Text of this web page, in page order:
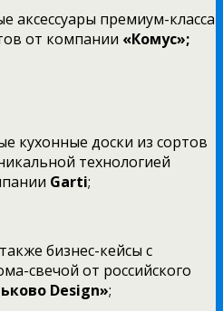
аксессуары премиум-класса
от компании «Комус»;
кухонные доски из сортов
технологией
Garti;
бизнес-кейсы с
свечой от российского
Design»;